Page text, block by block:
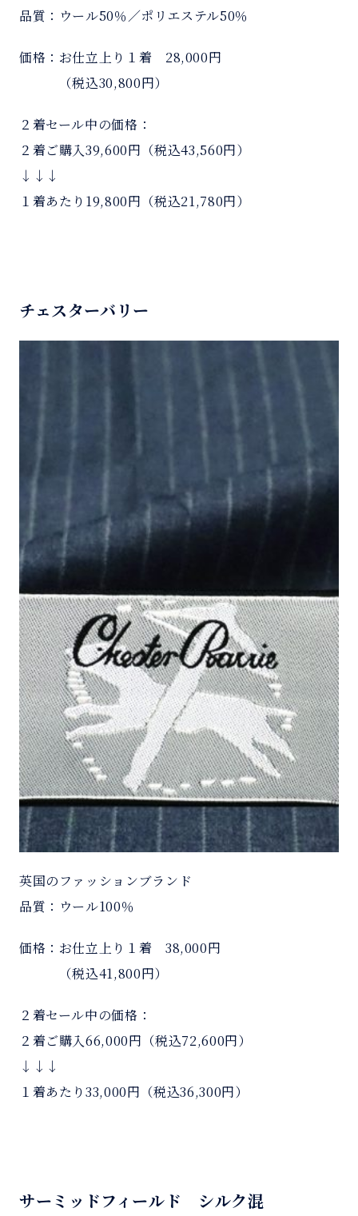
品質：ウール50％／ポリエステル50％
価格：お仕立上り１着 28,000円
（税込30,800円）
２着セール中の価格：
２着ご購入39,600円（税込43,560円）
↓↓↓
１着あたり19,800円（税込21,780円）
チェスターバリー
英国のファッションブランド
品質：ウール100％
価格：お仕立上り１着 38,000円
（税込41,800円）
２着セール中の価格：
２着ご購入66,000円（税込72,600円）
↓↓↓
１着あたり33,000円（税込36,300円）
サーミッドフィールド シルク混